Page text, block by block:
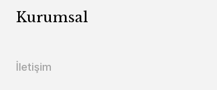
Kurumsal
İletişim